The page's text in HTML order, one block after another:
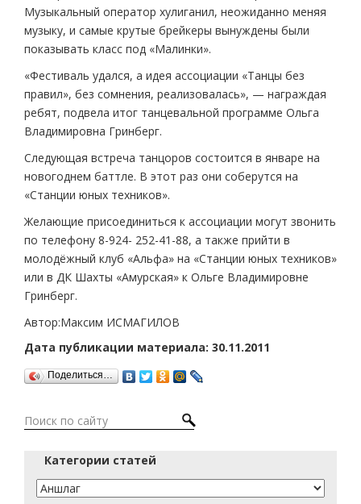
Музыкальный оператор хулиганил, неожиданно меняя
музыку, и самые крутые брейкеры вынуждены были
показывать класс под «Малинки».
«Фестиваль удался, а идея ассоциации «Танцы без
правил», без сомнения, реализовалась», — награждая
ребят, подвела итог танцевальной программе Ольга
Владимировна Гринберг.
Следующая встреча танцоров состоится в январе на
новогоднем баттле. В этот раз они соберутся на
«Станции юных техников».
Желающие присоединиться к ассоциации могут звонить
по телефону 8-924- 252-41-88, а также прийти в
молодёжный клуб «Альфа» на «Станции юных техников»
или в ДК Шахты «Амурская» к Ольге Владимировне
Гринберг.
Автор:Максим ИСМАГИЛОВ
Дата публикации материала: 30.11.2011
Поделиться…
Категории статей